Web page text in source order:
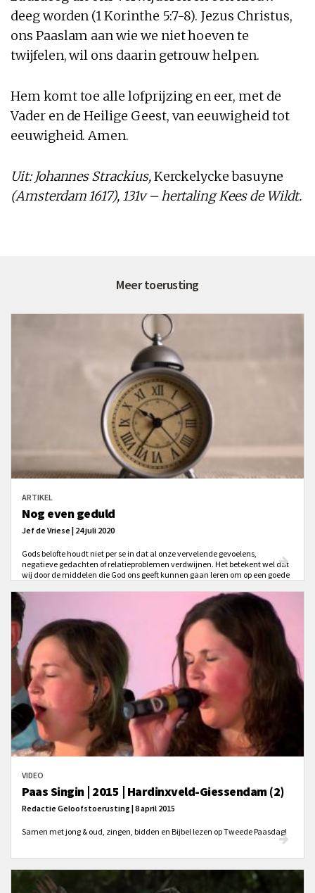
deeg worden (1 Korinthe 5:7-8). Jezus Christus,
ons Paaslam aan wie we niet hoeven te
twijfelen, wil ons daarin getrouw helpen.
Hem komt toe alle lofprijzing en eer, met de
Vader en de Heilige Geest, van eeuwigheid tot
eeuwigheid. Amen.
Uit: Johannes Strackius,Kerckelycke basuyne
(Amsterdam 1617), 131v – hertaling Kees de Wildt.
Meer toerusting
ARTIKEL
Nog even geduld
Jef de Vriese | 24 juli 2020
Gods belofte houdt niet per se in dat al onze vervelende gevoelens,
negatieve gedachten of relatieproblemen verdwijnen. Het betekent wel dat
wij door de middelen die God ons geeft kunnen gaan leren om op een goede
VIDEO
Paas Singin | 2015 | Hardinxveld-Giessendam (2)
Redactie Geloofstoerusting | 8 april 2015
Samen met jong & oud, zingen, bidden en Bijbel lezen op Tweede Paasdag!